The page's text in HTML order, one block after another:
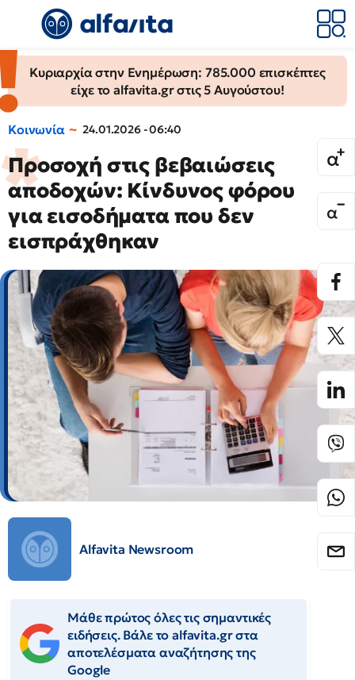
Κυριαρχία στην Ενημέρωση: 785.000 επισκέπτες
είχε το alfavita.gr στις 5 Αυγούστου!
Κοινωνία 24.01.2026 - 06:40
Προσοχή στις βεβαιώσεις
αποδοχών: Κίνδυνος φόρου
για εισοδήματα που δεν
εισπράχθηκαν
Alfavita Newsroom
Μάθε πρώτος όλες τις σημαντικές
ειδήσεις. Βάλε το alfavita.gr στα
αποτελέσματα αναζήτησης της
Google